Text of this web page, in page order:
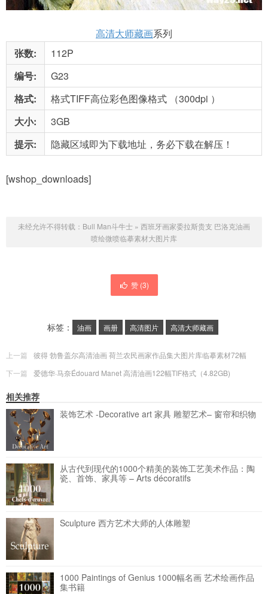
高清大师藏画系列
张数:
112P
编号:
G23
格式:
格式TIFF高位彩色图像格式 （300dpi ）
大小:
3GB
提示:
隐藏区域即为下载地址，务必下载在解压！
[wshop_downloads]
未经允许不得转载： Bull Man斗牛士 » 西班牙画家委拉斯贵支 巴洛克油画
喷绘微喷临摹素材大图片库
赞 (3)
标签： 油画 画册 高清图片 高清大师藏画
上一篇
彼得 勃鲁盖尔高清油画 荷兰农民画家作品集大图片库临摹素材72幅
下一篇
爱德华·马奈Édouard Manet 高清油画122幅TIF格式（4.82GB)
相关推荐
装饰艺术 -Decorative art 家具 雕塑艺术– 窗帘和织物
从古代到现代的1000个精美的装饰工艺美术作品：陶
瓷、首饰、家具等 – Arts décoratifs
Sculpture 西方艺术大师的人体雕塑
1000 Paintings of Genius 1000幅名画 艺术绘画作品
集书籍